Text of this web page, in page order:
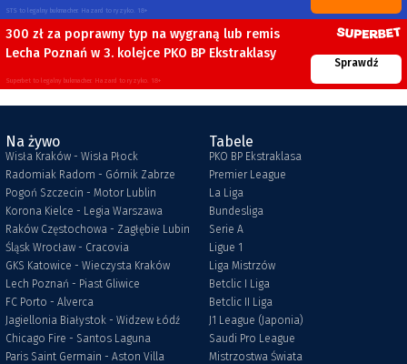
STS to legalny bukmacher. Hazard to ryzyko. 18+
300 zł za poprawny typ na wygraną lub remis
Lecha Poznań w 3. kolejce PKO BP Ekstraklasy
Superbet to legalny bukmacher. Hazard to ryzyko. 18+
Sprawdź
Na żywo
Wisła Kraków - Wisła Płock
Radomiak Radom - Górnik Zabrze
Pogoń Szczecin - Motor Lublin
Korona Kielce - Legia Warszawa
Raków Częstochowa - Zagłębie Lubin
Śląsk Wrocław - Cracovia
GKS Katowice - Wieczysta Kraków
Lech Poznań - Piast Gliwice
FC Porto - Alverca
Jagiellonia Białystok - Widzew Łódź
Chicago Fire - Santos Laguna
Paris Saint Germain - Aston Villa
Tabele
PKO BP Ekstraklasa
Premier League
La Liga
Bundesliga
Serie A
Ligue 1
Liga Mistrzów
Betclic I Liga
Betclic II Liga
J1 League (Japonia)
Saudi Pro League
Mistrzostwa Świata